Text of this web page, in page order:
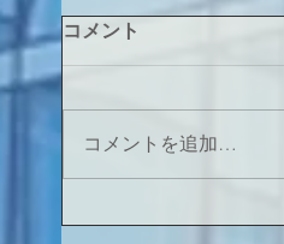
コメント
コメントを追加…